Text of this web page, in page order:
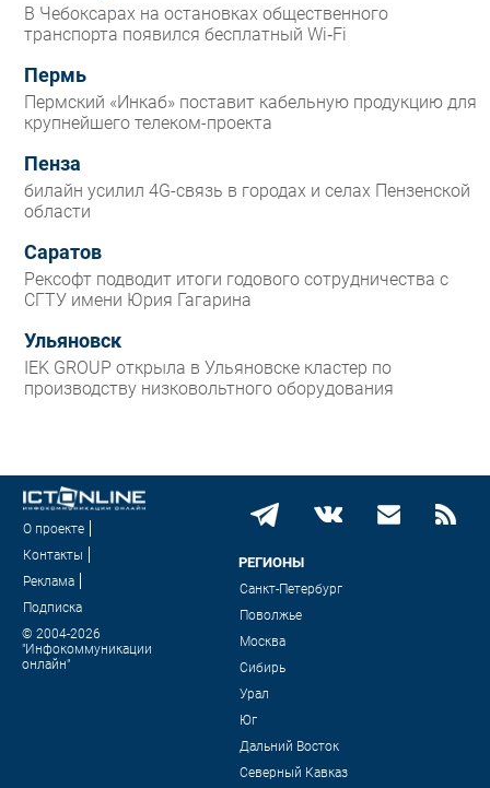
В Чебоксарах на остановках общественного
транспорта появился бесплатный Wi‑Fi
Пермь
Пермский «Инкаб» поставит кабельную продукцию для
крупнейшего телеком-проекта
Пенза
билайн усилил 4G-связь в городах и селах Пензенской
области
Саратов
Рексофт подводит итоги годового сотрудничества с
СГТУ имени Юрия Гагарина
Ульяновск
IEK GROUP открыла в Ульяновске кластер по
производству низковольтного оборудования
О проекте
Контакты
Реклама
Подписка
© 2004-2026
"Инфокоммуникации
онлайн"
РЕГИОНЫ
Санкт-Петербург
Поволжье
Москва
Сибирь
Урал
Юг
Дальний Восток
Северный Кавказ